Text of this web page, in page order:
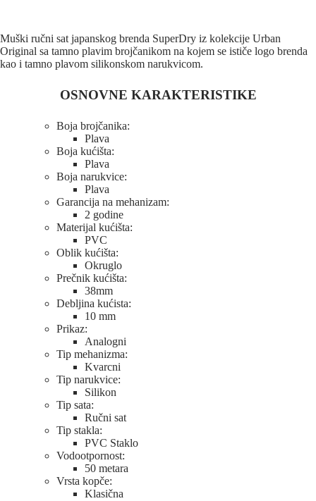
Muški ručni sat japanskog brenda SuperDry iz kolekcije Urban
Original sa tamno plavim brojčanikom na kojem se ističe logo brenda
kao i tamno plavom silikonskom narukvicom.
OSNOVNE KARAKTERISTIKE
Boja brojčanika:
Plava
Boja kućišta:
Plava
Boja narukvice:
Plava
Garancija na mehanizam:
2 godine
Materijal kućišta:
PVC
Oblik kućišta:
Okruglo
Prečnik kućišta:
38mm
Debljina kućista:
10 mm
Prikaz:
Analogni
Tip mehanizma:
Kvarcni
Tip narukvice:
Silikon
Tip sata:
Ručni sat
Tip stakla:
PVC Staklo
Vodootpornost:
50 metara
Vrsta kopče:
Klasična